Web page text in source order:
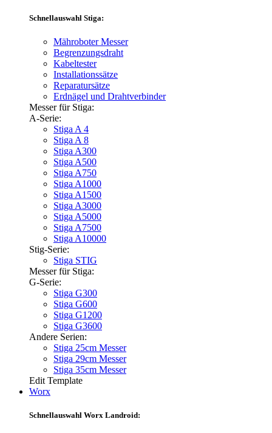
Schnellauswahl Stiga:
Mähroboter Messer
Begrenzungsdraht
Kabeltester
Installationssätze
Reparatursätze
Erdnägel und Drahtverbinder
Messer für Stiga:
A-Serie:
Stiga A 4
Stiga A 8
Stiga A300
Stiga A500
Stiga A750
Stiga A1000
Stiga A1500
Stiga A3000
Stiga A5000
Stiga A7500
Stiga A10000
Stig-Serie:
Stiga STIG
Messer für Stiga:
G-Serie:
Stiga G300
Stiga G600
Stiga G1200
Stiga G3600
Andere Serien:
Stiga 25cm Messer
Stiga 29cm Messer
Stiga 35cm Messer
Edit Template
Worx
Schnellauswahl Worx Landroid: